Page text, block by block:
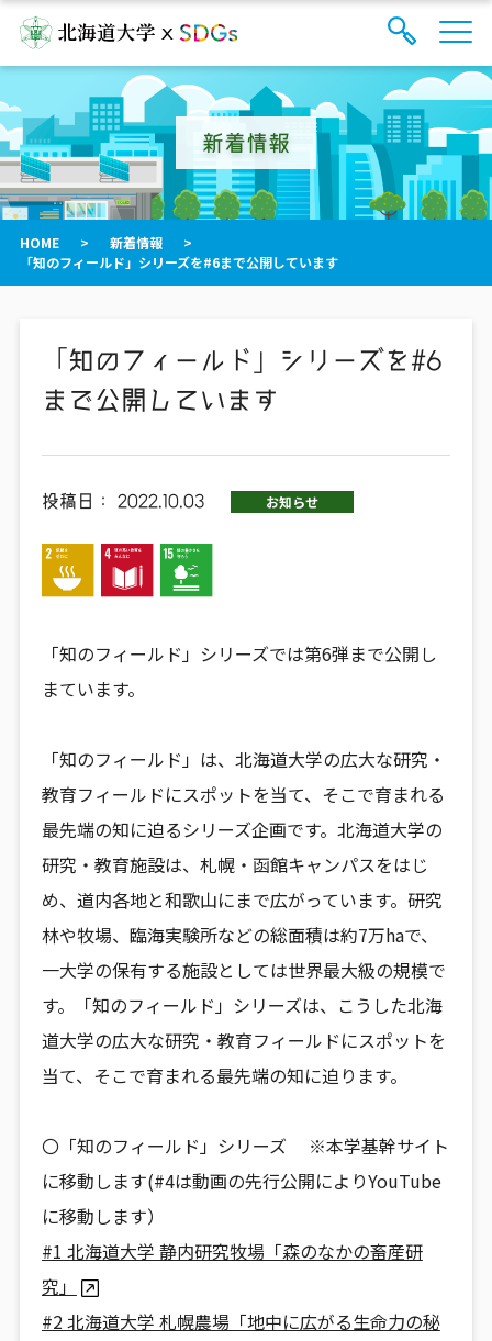
索
フ
ォ
ー
を
開
閉
イ
ト
内
メ
ニ
ュ
ー
新着情報
HOME > 新着情報
>
「知のフィールド」シリーズを#6まで公開しています
「知のフィールド」シリーズを#6
まで公開しています
投稿日： 2022.10.03 お知らせ
「知のフィールド」シリーズでは第6弾まで公開し
まています。
「知のフィールド」は、北海道大学の広大な研究・
教育フィールドにスポットを当て、そこで育まれる
最先端の知に迫るシリーズ企画です。北海道大学の
研究・教育施設は、札幌・函館キャンパスをはじ
め、道内各地と和歌山にまで広がっています。研究
林や牧場、臨海実験所などの総面積は約7万haで、
一大学の保有する施設としては世界最大級の規模で
す。「知のフィールド」シリーズは、こうした北海
道大学の広大な研究・教育フィールドにスポットを
当て、そこで育まれる最先端の知に迫ります。
〇「知のフィールド」シリーズ ※本学基幹サイト
に移動します(#4は動画の先行公開によりYouTube
に移動します）
#1 北海道大学 静内研究牧場「森のなかの畜産研
究」
#2 北海道大学 札幌農場「地中に広がる生命力の秘